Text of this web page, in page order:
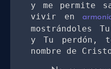
y me permite
vivir en
mostrándoles
y Tu perdón,
nombre de